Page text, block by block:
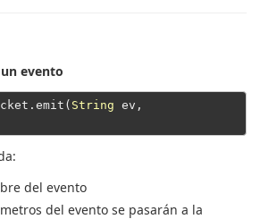
evento
String ev,
del evento
del evento se pasarán a la